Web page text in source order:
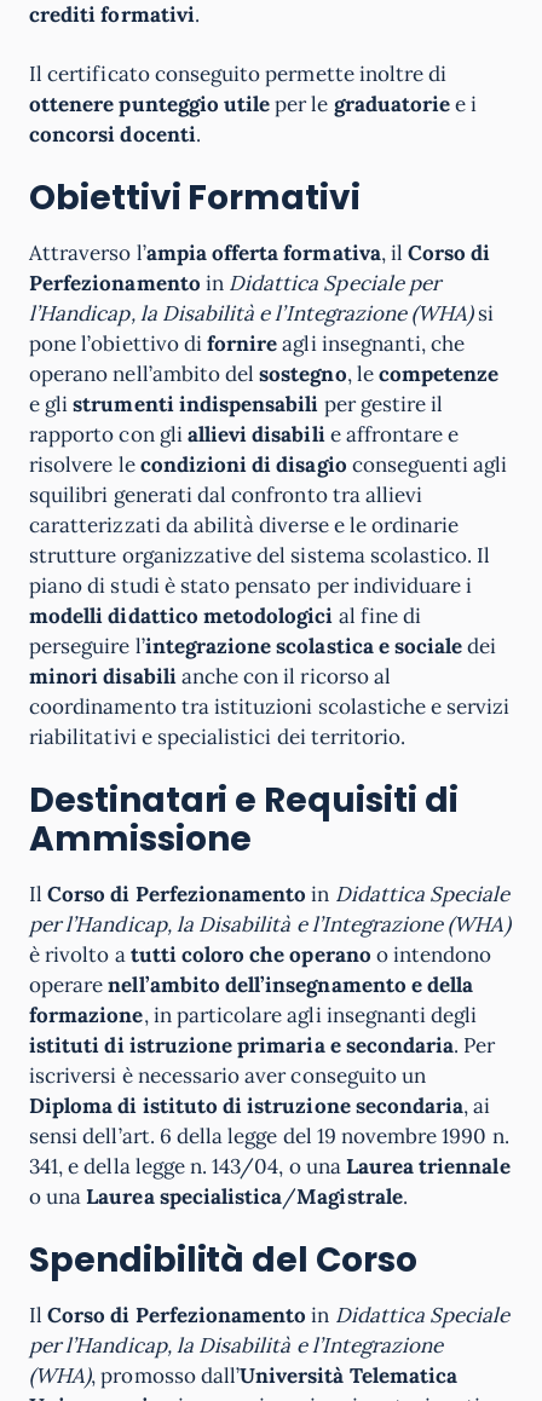
crediti formativi.
Il certificato conseguito permette inoltre di
ottenere punteggio utileper le graduatoriee i
concorsi docenti.
Obiettivi Formativi
Attraverso l’ampia offerta formativa, ilCorso di
Perfezionamento in Didattica Speciale per
l’Handicap, la Disabilità e l’Integrazione (WHA)si
pone l’obiettivo difornireagli insegnanti, che
operano nell’ambito delsostegno, lecompetenze
e glistrumenti indispensabili per gestire il
rapporto con gliallievi disabilie affrontare e
risolvere lecondizioni di disagio conseguenti agli
squilibri generati dal confronto tra allievi
caratterizzati da abilità diverse e le ordinarie
strutture organizzative del sistema scolastico. Il
piano di studi è stato pensato per individuare i
modelli didattico metodologici al fine di
perseguire l’integrazione scolastica e socialedei
minori disabilianche con il ricorso al
coordinamento tra istituzioni scolastiche e servizi
riabilitativi e specialistici dei territorio.
Destinatari e Requisiti di
Ammissione
IlCorso di Perfezionamento in Didattica Speciale
per l’Handicap, la Disabilità e l’Integrazione (WHA)
è rivolto atutti coloro che operano o intendono
operarenell’ambito dell’insegnamento e della
formazione, in particolare agli insegnanti degli
istituti di istruzione primaria e secondaria. Per
iscriversi è necessario aver conseguito un
Diploma di istituto di istruzione secondaria, ai
sensi dell’art. 6 della legge del 19 novembre 1990 n.
341, e della legge n. 143/04, o unaLaurea triennale
o unaLaurea specialistica/Magistrale.
Spendibilità del Corso
IlCorso di Perfezionamento in Didattica Speciale
per l’Handicap, la Disabilità e l’Integrazione
(WHA), promosso dall’Università Telematica